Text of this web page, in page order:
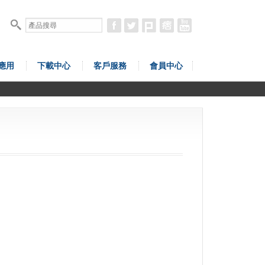
用 下載中心 客戶服務 會員中心